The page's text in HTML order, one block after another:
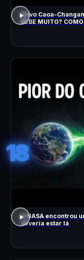
Novo Caoa-Changan
BEBE MUITO?
18
A NASA encontrou
deveria estar lá